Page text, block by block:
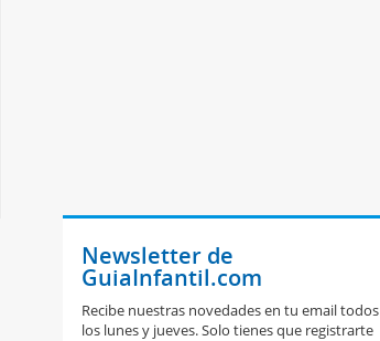
Newsletter de
GuiaInfantil.com
Recibe nuestras novedades en tu email todos
los lunes y jueves. Solo tienes que registrarte